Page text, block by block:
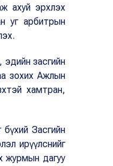
ахуй эрхлэх
уг арбитрын
эдийн засгийн
зохих Ажлын
хамтран,
Засгийн
ирүүлснийг
журмын дагуу